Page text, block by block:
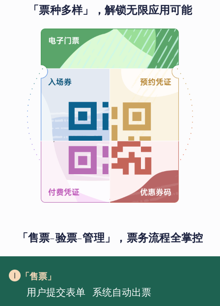
「票种多样」，解锁无限应用可能
「售票-验票-管理」，票务流程全掌控
「售票」
用户提交表单 系统自动出票